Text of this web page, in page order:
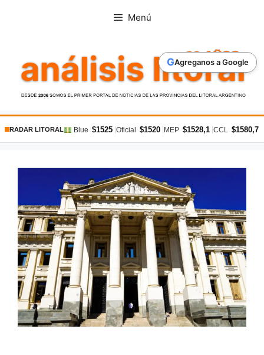
GAgreganos a Google
Menú
RADAR LITORAL Blue $1525 Oficial $1520 MEP $1528,1 CCL $1580,7